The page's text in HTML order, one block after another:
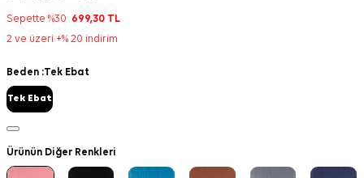
Sepette %30 699,30 TL
2 ve üzeri +% 20 indirim
Beden :Tek Ebat
Tek Ebat
Ürünün Diğer Renkleri